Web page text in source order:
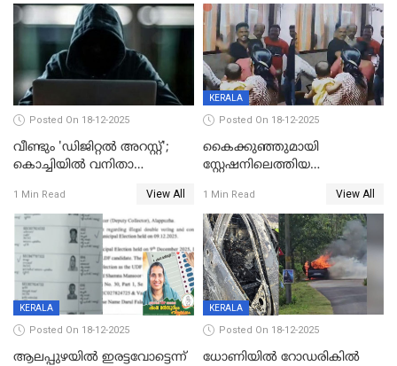
വാളയാറിൽ
Posted On 18-12-2025
വീണ്ടും 'ഡിജിറ്റല്‍ അറസ്റ്റ്';
കൊച്ചിയില്‍ വനിതാ
കോടി രൂപ
1 Min Read View All
KERALA
Posted On 18-12-2025
കൈക്കുഞ്ഞുമായി
സ്റ്റേഷനിലെത്തിയ
കരണത്തടിച്ചു; CC ടിവി
ദൃശ്യങ്ങൾ പുറത്ത്
1 Min Read View All
KERALA
Posted On 18-12-2025
ആലപ്പുഴയിൽ ഇരട്ടവോട്ടെന്ന്
KERALA
Posted On 18-12-2025
ധോണിയിൽ റോഡരികിൽ